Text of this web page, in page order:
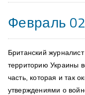
Февраль 02
Британский
территорию Украины
часть, которая и так
утверждениями о